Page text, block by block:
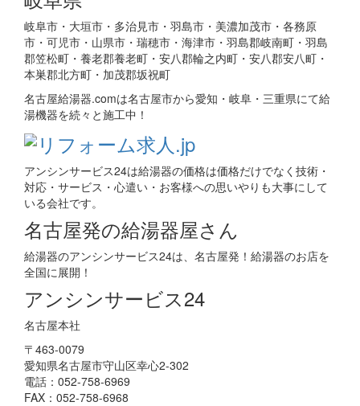
岐阜市・大垣市・多治見市・羽島市・美濃加茂市・各務原
市・可児市・山県市・瑞穂市・海津市・羽島郡岐南町・羽島
郡笠松町・養老郡養老町・安八郡輪之内町・安八郡安八町・
本巣郡北方町・加茂郡坂祝町
名古屋給湯器.comは名古屋市から愛知・岐阜・三重県にて給
湯機器を続々と施工中！
アンシンサービス24は給湯器の価格は価格だけでなく技術・
対応・サービス・心遣い・お客様への思いやりも大事にして
いる会社です。
名古屋発の給湯器屋さん
給湯器のアンシンサービス24は、名古屋発！給湯器のお店を
全国に展開！
アンシンサービス24
名古屋本社
〒463-0079
愛知県名古屋市守山区幸心2-302
電話：052-758-6969
FAX：052-758-6968